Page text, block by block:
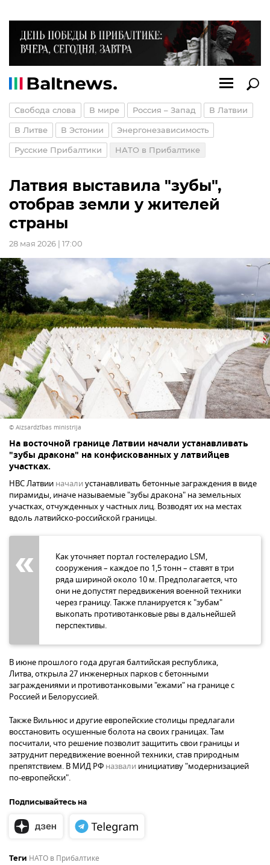
Свобода слова В мире Россия – Запад В Латвии
В Литве В Эстонии Энергонезависимость
Русские Прибалтики НАТО в Прибалтике
Латвия выставила "зубы",
отобрав земли у жителей
страны
28 мая 2026 | 17:00
© Aizsardzības ministrija
На восточной границе Латвии начали устанавливать
"зубы дракона" на конфискованных у латвийцев
участках.
НВС Латвии началиустанавливать бетонные заграждения в виде
пирамиды, иначе называемые "зубы дракона" на земельных
участках, отчужденных у частных лиц. Возводят их на местах
вдоль латвийско-российской границы.
Как уточняет портал гостелерадио LSM,
сооружения – каждое по 1,5 тонн – ставят в три
ряда шириной около 10 м. Предполагается, что
они не допустят передвижения военной техники
через границу. Также планируется к "зубам"
выкопать противотанковые рвы в дальнейшей
перспективы.
В июне прошлого года другая балтийская республика,
Литва, открыла 27 инженерных парков с бетонными
заграждениями и противотанковыми "ежами" на границе с
Россией и Белоруссией.
Также Вильнюс и другие европейские столицы предлагали
восстановить осушенные болота на своих границах. Там
посчитали, что решение позволит защитить свои границы и
затруднит передвижение военной техники, став природным
препятствием. В МИД РФ назвали инициативу "модернизацией
по-европейски".
Подписывайтесь на
Теги НАТО в Прибалтике